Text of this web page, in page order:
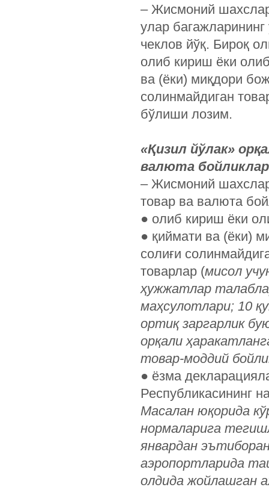
– Жисмоний
улар
чеклов йўқ. Бироқ
олиб кириш ёки
ва (ёки) миқдори
солинмайдиган
бўлиши лозим.
«Қизил йўлак»
валюта
– Жисмоний шахслар
товар ва валюта
● олиб кириш ёки
● қиймати ва (ёки)
солиғи
товарлар (мисол
ҳужжатлар
маҳсулотлари; 10
ортиқ заргарлик
орқали
товар-моддий
● ёзма
Республикасининг
Масалан юқорида
нормаларига
январдан
аэропортларида
олдида жойлашган